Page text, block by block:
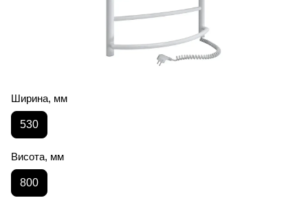
Ширина, мм
530
Висота, мм
800